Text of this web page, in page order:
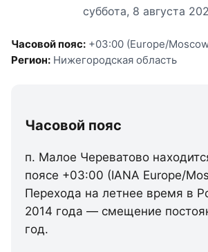
суббота, 8 августа
Часовой пояс: +03:00 (Europe/
Регион: Нижегородская область
Часовой пояс
п. Малое Череватово
поясе +03:00 (IANA Europe/
Перехода на летнее время в
2014 года — смещение
год.